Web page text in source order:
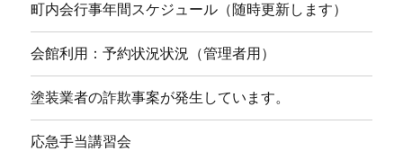
町内会行事年間スケジュール（随時更新します）
会館利用：予約状況状況（管理者用）
塗装業者の詐欺事案が発生しています。
応急手当講習会